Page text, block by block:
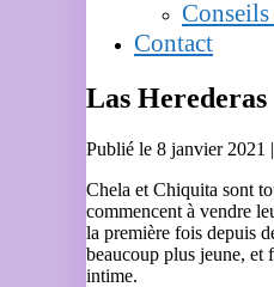
Conseils
Contact
Las Herederas
Publié le 8 janvier 2021 |
Chela et Chiquita sont
commencent à vendre
la première fois depuis
beaucoup plus jeune, et
intime.